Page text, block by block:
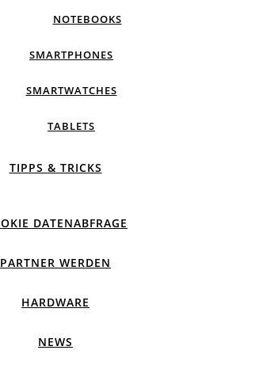
NOTEBOOKS
SMARTPHONES
SMARTWATCHES
TABLETS
TIPPS & TRICKS
DATENABFRAGE
PARTNER WERDEN
HARDWARE
NEWS